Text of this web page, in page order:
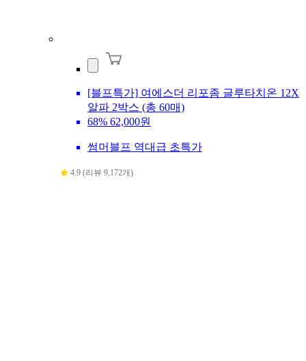
[블프특가] 여에스더 리포좀 글루타치온 12X
알파 2박스 (총 60매)
68% 62,000원
썸머블프 역대급 초특가
4.9 (리뷰 9,172개)